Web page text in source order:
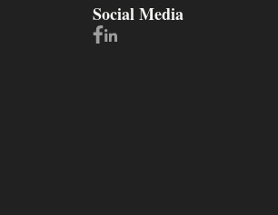
Social Media